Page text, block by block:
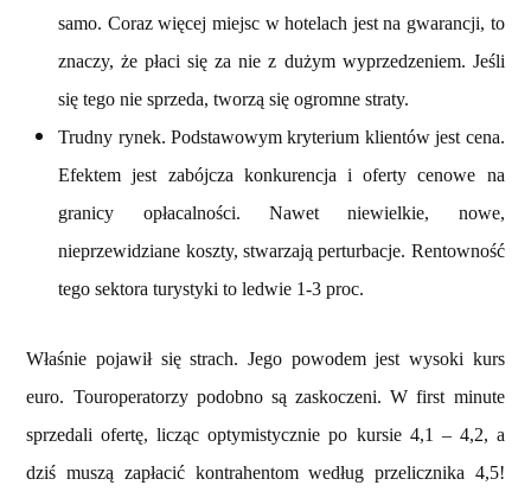
samo. Coraz więcej miejsc w hotelach jest na gwarancji, to
znaczy, że płaci się za nie z dużym wyprzedzeniem. Jeśli
się tego nie sprzeda, tworzą się ogromne straty.
Trudny rynek. Podstawowym kryterium klientów jest cena.
Efektem jest zabójcza konkurencja i oferty cenowe na
granicy opłacalności. Nawet niewielkie, nowe,
nieprzewidziane koszty, stwarzają perturbacje. Rentowność
tego sektora turystyki to ledwie 1-3 proc.
Właśnie pojawił się strach. Jego powodem jest wysoki kurs
euro. Touroperatorzy podobno są zaskoczeni. W first minute
sprzedali ofertę, licząc optymistycznie po kursie 4,1 – 4,2, a
dziś muszą zapłacić kontrahentom według przelicznika 4,5!